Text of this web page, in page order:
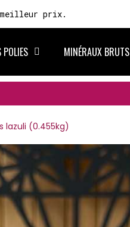
meilleur prix.
POLIES MINÉRAUX BRUTS
lazuli (0.455kg)